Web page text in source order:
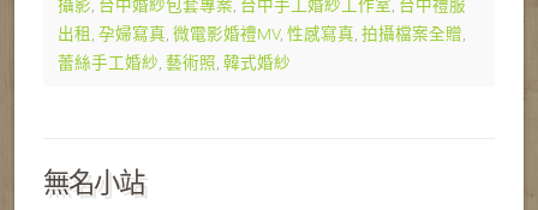
攝影 台中婚紗包套專案 台中手工婚紗工作室 台中禮服
出租 孕婦寫真 微電影婚禮MV, 性感寫真 拍攝檔案全贈
蕾絲手工婚紗 藝術照 韓式婚紗
無名小站